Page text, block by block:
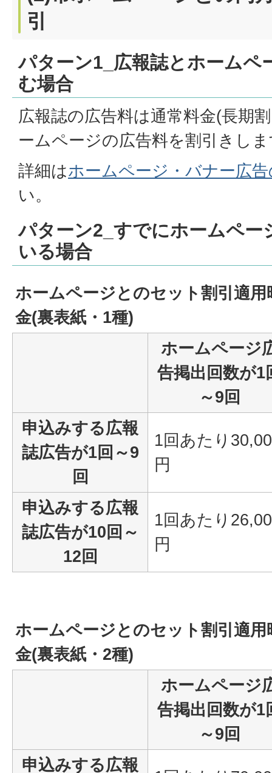
引
パターン1_広報誌とホームペ
む場合
広報誌の広告料は通常料金(長期
ームページの広告料を割引きし
詳細はホームページ・バナー広
い。
パターン2_すでにホームペー
いる場合
ホームページとのセット割引適
金(裏表紙・1種)
ホームページ
告掲出回数が1
～9回
申込みする広報
誌広告が1回～9
回
1回あたり
円
申込みする広報
誌広告が10回～
12回
1回あたり
円
ホームページとのセット割引適
金(裏表紙・2種)
ホームページ
告掲出回数が1
～9回
申込みする広報